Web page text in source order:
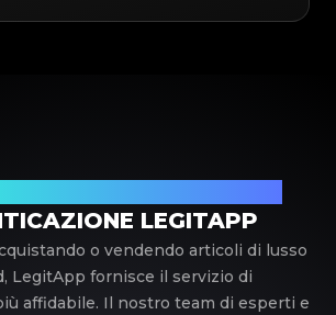
LEGITAPP
o vendendo articoli di lusso
LegitApp fornisce il servizio di
affidabile. Il nostro team di esperti e